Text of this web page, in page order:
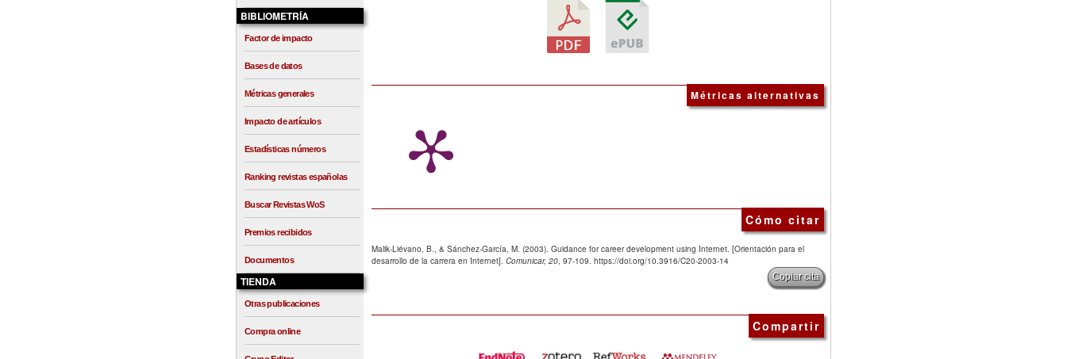
BIBLIOMETRÍA
Factor de impacto
Bases de datos
Métricas generales
Impacto de artículos
Estadísticas números
Ranking revistas españolas
Buscar Revistas WoS
Premios recibidos
Documentos
TIENDA
Otras publicaciones
Compra online
Métricas alternativas
Cómo citar
Malik-Liévano, B., & Sánchez-García, M. (2003). Guidance for career development using Internet. [Orientación para el
desarrollo de la carrera en Internet]. Comunicar, 20, 97-109. https://doi.org/10.3916/C20-2003-14
Copiar cita
Compartir